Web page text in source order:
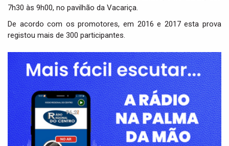
7h30 às 9h00, no pavilhão da Vacariça.
De acordo com os promotores, em 2016 e 2017 esta prova
registou mais de 300 participantes.